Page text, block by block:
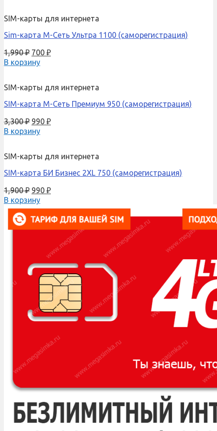
SIM-карты для интернета
Sim-карта М-Сеть Ультра 1100 (саморегистрация)
1,990₽ 700 ₽
В корзину
SIM-карты для интернета
SIM-карта М-Сеть Премиум 950 (саморегистрация)
3,300₽ 990 ₽
В корзину
SIM-карты для интернета
SIM-карта БИ Бизнес 2XL 750 (саморегистрация)
1,900₽ 990 ₽
В корзину